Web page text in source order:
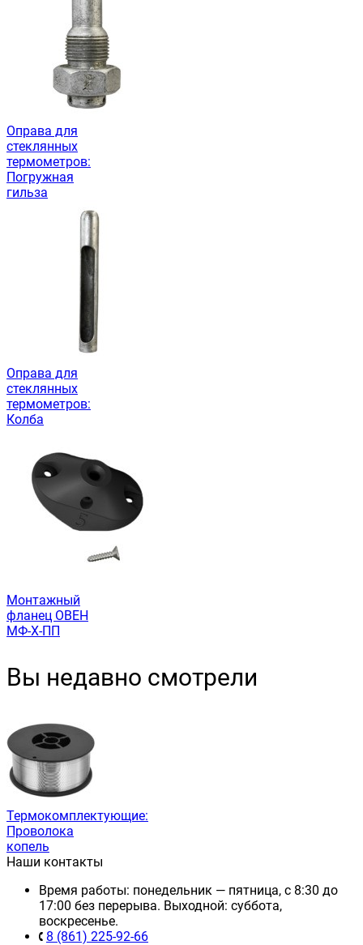
Оправа для
стеклянных
термометров:
Погружная
гильза
Оправа для
стеклянных
термометров:
Колба
Монтажный
фланец ОВЕН
МФ-Х-ПП
Вы недавно смотрели
Термокомплектующие:
Проволока
копель
Наши контакты
Время работы: понедельник — пятница, с 8:30 до
17:00 без перерыва. Выходной: суббота,
воскресенье.
8 (861) 225-92-66